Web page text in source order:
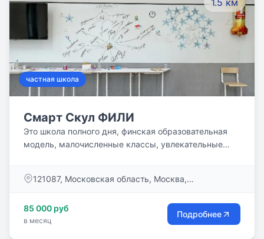
1.5 км
частная школа
Смарт Скул ФИЛИ
Это школа полного дня, финская образовательная
модель, малочисленные классы, увлекательные
развитие личностных качеств ребенка! Это
​121087, Московская область, Москва,
85 000 руб
в месяц
Подробнее